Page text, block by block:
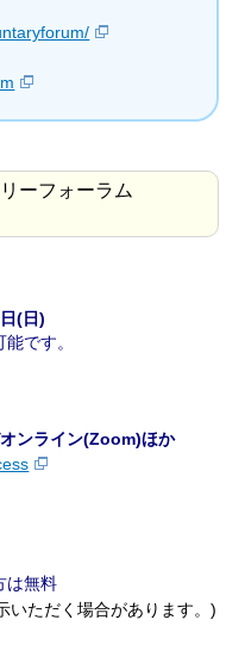
ーフォーラム
(日)
です。
ンライン(Zoom)ほか
は無料
いただく場合があります。)